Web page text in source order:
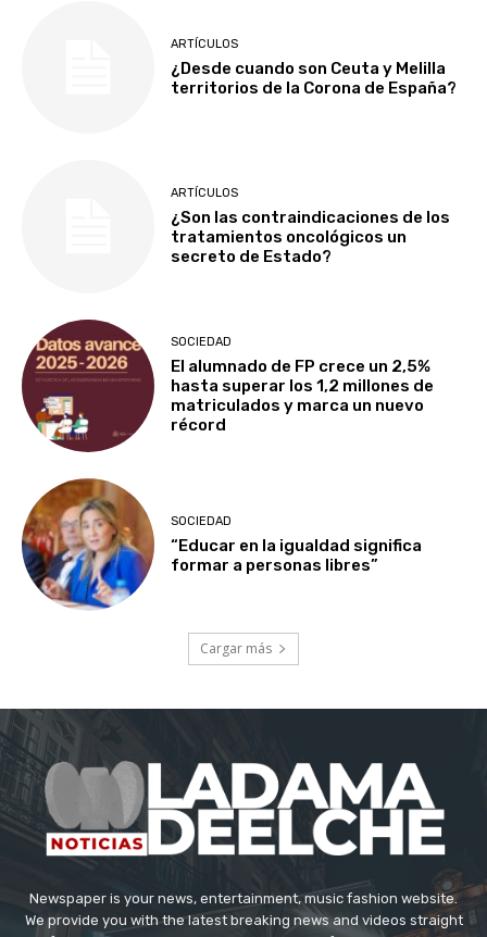
ARTÍCULOS
¿Desde cuando son Ceuta y Melilla
territorios de la Corona de España?
ARTÍCULOS
¿Son las contraindicaciones de los
tratamientos oncológicos un
secreto de Estado?
SOCIEDAD
El alumnado de FP crece un 2,5%
hasta superar los 1,2 millones de
matriculados y marca un nuevo
récord
SOCIEDAD
“Educar en la igualdad significa
formar a personas libres”
Cargar más
Newspaper is your news, entertainment, music fashion website.
We provide you with the latest breaking news and videos straight